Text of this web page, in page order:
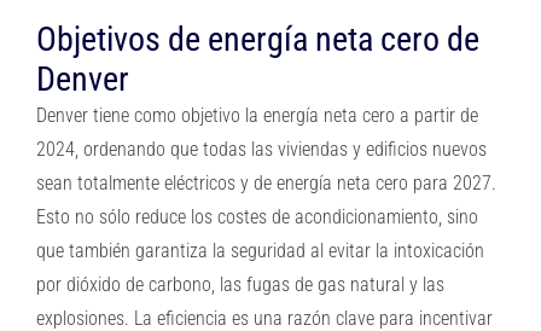
Objetivos de energía neta cero de
Denver
Denver tiene como objetivo la energía neta cero a partir de
2024, ordenando que todas las viviendas y edificios nuevos
sean totalmente eléctricos y de energía neta cero para 2027.
Esto no sólo reduce los costes de acondicionamiento, sino
que también garantiza la seguridad al evitar la intoxicación
por dióxido de carbono, las fugas de gas natural y las
explosiones. La eficiencia es una razón clave para incentivar